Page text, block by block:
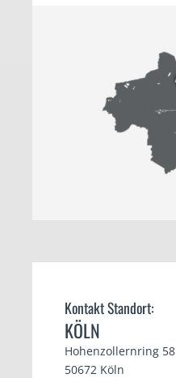
Kontakt Standort:
KÖLN
Hohenzollernring 58
50672 Köln